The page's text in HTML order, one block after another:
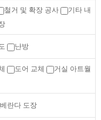
철거 및 확장 공사
기타 내
난방
도어 교체
거실 아트월
베란다 도장